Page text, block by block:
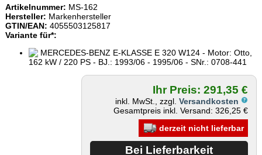
Artikelnummer: MS-162
Hersteller: Markenhersteller
GTIN/EAN: 4055503125817
Variante für*:
MERCEDES-BENZ E-KLASSE E 320 W124 - Motor: Otto,
162 kW / 220 PS - BJ.: 1993/06 - 1995/06 - SNr.: 0708-441
Ihr Preis: 291,35 €
inkl. MwSt., zzgl.Versandkosten
Gesamtpreis inkl. Versand: 326,25 €
derzeit nicht lieferbar